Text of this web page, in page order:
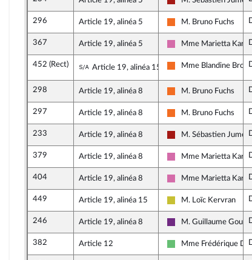
Gauche démocrate et
296 Article 19, alinéa 5
Mouvement
M. Bruno Fuchs
367 Article 19, alinéa 5
Socialistes et
Mme Marietta
452 (Rect) Sous-amendement de l'amendement
Article 19, alinéa 15 Mouvement
Mme Blandine
298 Article 19, alinéa 8
Mouvement
M. Bruno Fuchs
297 Article 19, alinéa 8
Mouvement
M. Bruno Fuchs
233 Article 19, alinéa 8
Gauche démocrate et
M. Sébastien Jumel
379 Article 19, alinéa 8
Socialistes et
Mme Marietta
404 Article 19, alinéa 8
Socialistes et
Mme Marietta
449 Article 19, alinéa 15
Agir ensemble
M. Loïc Kervran
246 Article 19, alinéa 8
La République en
M. Guillaume
382 Article 12
Libertés et Territoires
Mme Frédérique